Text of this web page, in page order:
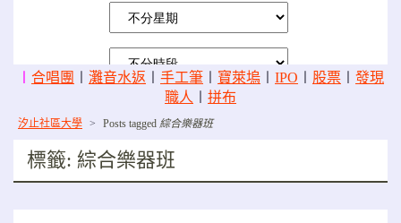
合唱團 灘音水返 手工筆 寶萊塢 IPO 股票
發現
職人
拼布
汐止社區大學 > Posts tagged 綜合樂器班
標籤: 綜合樂器班